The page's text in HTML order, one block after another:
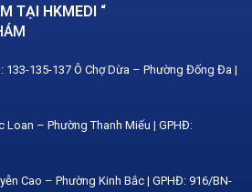
TẠI HKMEDI “
133-135-137 Ô Chợ Dừa – Phường Đống Đa |
Loan – Phường Thanh Miếu | GPHĐ:
Cao – Phường Kinh Bắc | GPHĐ: 916/BN-